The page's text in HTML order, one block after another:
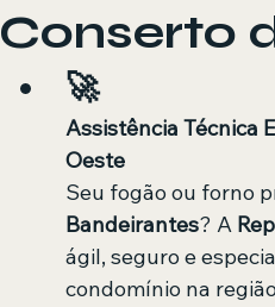
Conserto
​🚀
Assistência Técnica
Oeste
​Seu fogão ou forno
Bandeirantes? A
ágil, seguro e
condomínio na